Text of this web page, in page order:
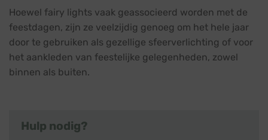
Hoewel fairy lights vaak geassocieerd worden met de
feestdagen, zijn ze veelzijdig genoeg om het hele jaar
door te gebruiken als gezellige sfeerverlichting of voor
het aankleden van feestelijke gelegenheden, zowel
binnen als buiten.
Hulp nodig?